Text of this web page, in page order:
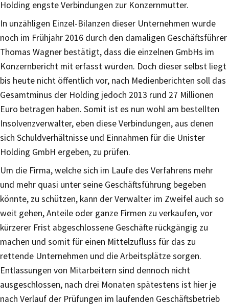
Holding engste Verbindungen zur Konzernmutter.
In unzähligen Einzel-Bilanzen dieser Unternehmen wurde
noch im Frühjahr 2016 durch den damaligen Geschäftsführer
Thomas Wagner bestätigt, dass die einzelnen GmbHs im
Konzernbericht mit erfasst würden. Doch dieser selbst liegt
bis heute nicht öffentlich vor, nach Medienberichten soll das
Gesamtminus der Holding jedoch 2013 rund 27 Millionen
Euro betragen haben. Somit ist es nun wohl am bestellten
Insolvenzverwalter, eben diese Verbindungen, aus denen
sich Schuldverhältnisse und Einnahmen für die Unister
Holding GmbH ergeben, zu prüfen.
Um die Firma, welche sich im Laufe des Verfahrens mehr
und mehr quasi unter seine Geschäftsführung begeben
könnte, zu schützen, kann der Verwalter im Zweifel auch so
weit gehen, Anteile oder ganze Firmen zu verkaufen, vor
kürzerer Frist abgeschlossene Geschäfte rückgängig zu
machen und somit für einen Mittelzufluss für das zu
rettende Unternehmen und die Arbeitsplätze sorgen.
Entlassungen von Mitarbeitern sind dennoch nicht
ausgeschlossen, nach drei Monaten spätestens ist hier je
nach Verlauf der Prüfungen im laufenden Geschäftsbetrieb